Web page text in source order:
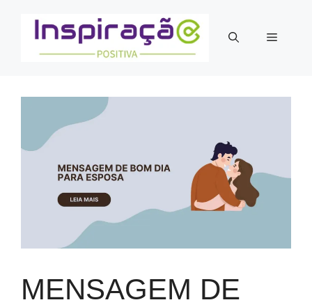
Menu
MENSAGEM DE